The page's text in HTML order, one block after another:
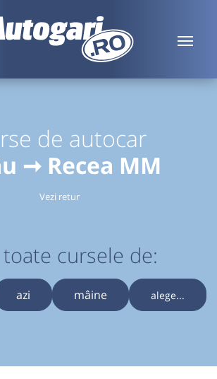
de autocar
➞ Recea MM
Vezi retur
cursele de:
azi mâine alege...